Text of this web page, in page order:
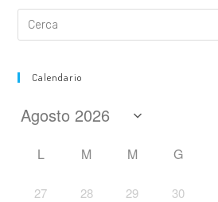
Calendario
L M M G
27 28 29 30